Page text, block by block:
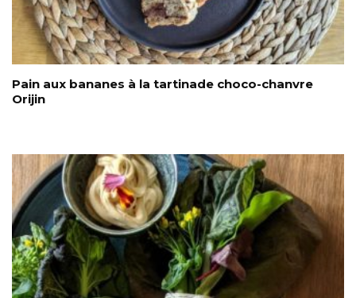
Pain aux bananes à la tartinade choco-chanvre
Orijin